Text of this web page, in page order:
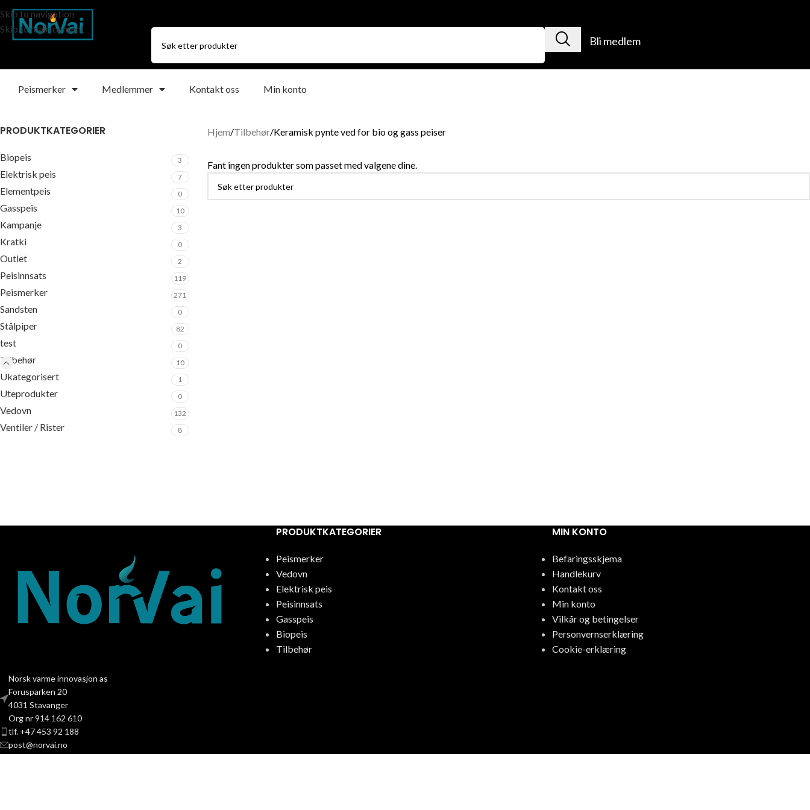
Skip to navigation
Skip to main content
Bli medlem
Peismerker Medlemmer Kontakt oss Min konto
PRODUKTKATEGORIER
Biopeis 3
Elektrisk peis 7
Elementpeis 0
Gasspeis 10
Kampanje 3
Kratki 0
Outlet 2
Peisinnsats 119
Peismerker 271
Sandsten 0
Stålpiper 82
test 0
Tilbehør 10
Ukategorisert 1
Uteprodukter 0
Vedovn 132
Ventiler / Rister 8
Hjem Tilbehør Keramisk pynte ved for bio og gass peiser
Fant ingen produkter som passet med valgene dine.
Norsk varme innovasjon as
Forusparken 20
4031 Stavanger
Org nr 914 162 610
tlf. +47 453 92 188
post@norvai.no
PRODUKTKATEGORIER
Peismerker
Vedovn
Elektrisk peis
Peisinnsats
Gasspeis
Biopeis
Tilbehør
MIN KONTO
Befaringsskjema
Handlekurv
Kontakt oss
Min konto
Vilkår og betingelser
Personvernserklæring
Cookie-erklæring